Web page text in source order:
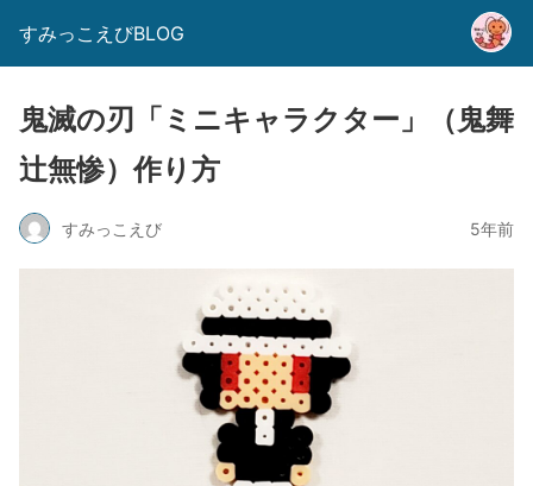
すみっこえびBLOG
鬼滅の刃「ミニキャラクター」（鬼舞
辻無惨）作り方
すみっこえび 5年前